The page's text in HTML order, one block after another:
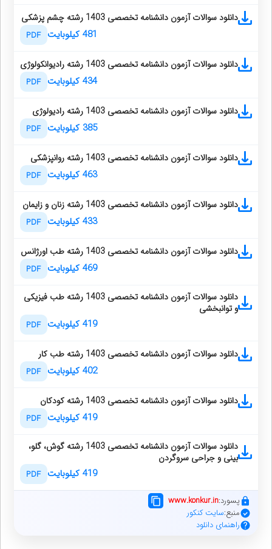
دانلود سوالات آزمون دانشنامه تخصصی 1403 رشته چشم پزشکی
481 کیلوبایت PDF
دانلود سوالات آزمون دانشنامه تخصصی 1403 رشته رادیوانکولوژی
434 کیلوبایت PDF
دانلود سوالات آزمون دانشنامه تخصصی 1403 رشته رادیولوژی
385 کیلوبایت PDF
دانلود سوالات آزمون دانشنامه تخصصی 1403 رشته روانپزشکی
463 کیلوبایت PDF
دانلود سوالات آزمون دانشنامه تخصصی 1403 رشته زنان و زایمان
433 کیلوبایت PDF
دانلود سوالات آزمون دانشنامه تخصصی 1403 رشته طب اورژانس
469 کیلوبایت PDF
دانلود سوالات آزمون دانشنامه تخصصی 1403 رشته طب فیزیکی
و توانبخشی
419 کیلوبایت PDF
دانلود سوالات آزمون دانشنامه تخصصی 1403 رشته طب کار
402 کیلوبایت PDF
دانلود سوالات آزمون دانشنامه تخصصی 1403 رشته کودکان
419 کیلوبایت PDF
دانلود سوالات آزمون دانشنامه تخصصی 1403 رشته گوش، گلو،
بینی و جراحی سروگردن
419 کیلوبایت PDF
منبع:سایت کنکور
پسورد:www.konkur.in
راهنمای دانلود